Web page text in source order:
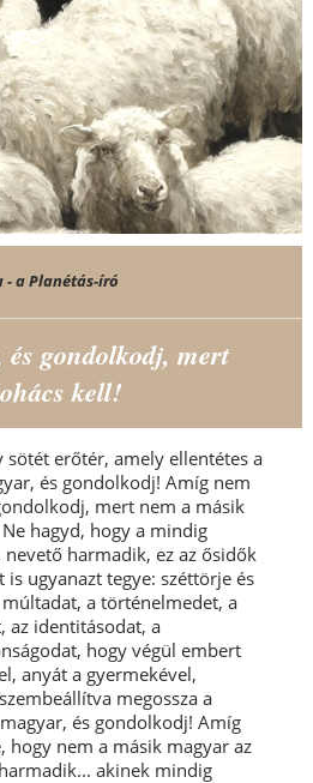
- a Planétás-író
és gondolkodj, mert
kell!
sötét erőtér, amely ellentétes a
és gondolkodj! Amíg nem
mert nem a másik
hagyd, hogy a mindig
harmadik, ez az ősidők
ugyanazt tegye: széttörje és
a történelmedet, a
az identitásodat, a
hogy végül embert
anyát a gyermekével,
megossza a
és gondolkodj! Amíg
hogy nem a másik magyar az
akinek mindig